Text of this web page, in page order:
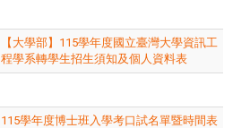
【大學部】115學年度國立臺灣大學資訊工
程學系轉學生招生須知及個人資料表
115學年度博士班入學考口試名單暨時間表